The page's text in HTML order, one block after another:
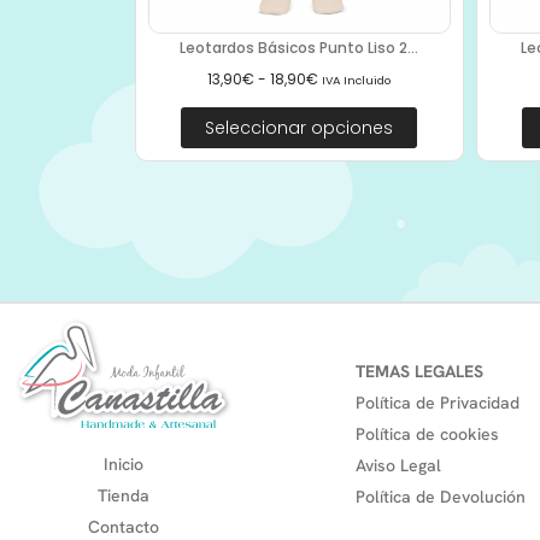
Leotardos Básicos Punto Liso 2...
13,90€ - 18,90€ IVA Incluido
Seleccionar opciones
Inicio
Tienda
Contacto
TEMAS LEGALES
Política de Privacidad
Política de cookies
Aviso Legal
Política de Devolución